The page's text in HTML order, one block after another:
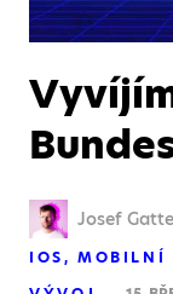
Josef
IOS
MOBILNÍ